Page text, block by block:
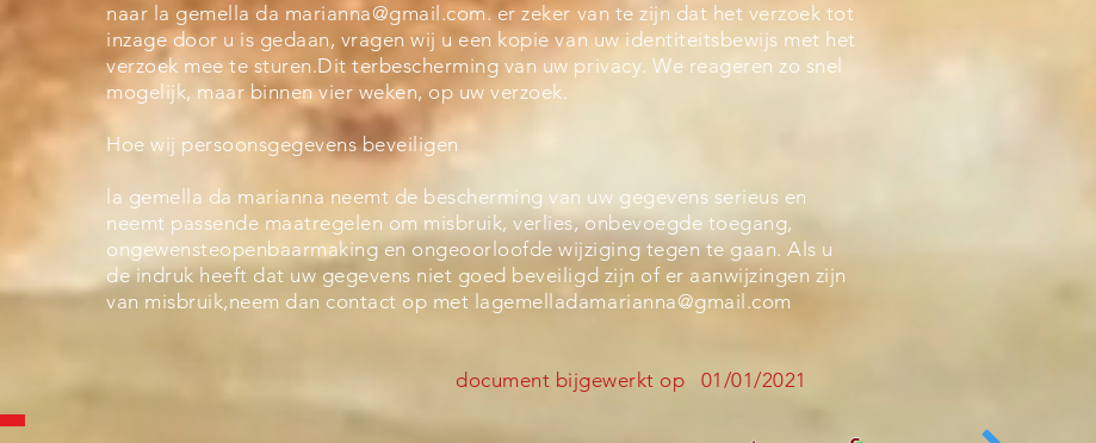
naar la gemella da marianna@gmail.com. er zeker van te zijn dat het verzoek tot
inzage door u is gedaan, vragen wij u een kopie van uw identiteitsbewijs met het
verzoek mee te sturen.Dit terbescherming van uw privacy. We reageren zo snel
mogelijk, maar binnen vier weken, op uw verzoek.
Hoe wij persoonsgegevens beveiligen
la gemella da marianna neemt de bescherming van uw gegevens serieus en
neemt passende maatregelen om misbruik, verlies, onbevoegde toegang,
ongewensteopenbaarmaking en ongeoorloofde wijziging tegen te gaan. Als u
de indruk heeft dat uw gegevens niet goed beveiligd zijn of er aanwijzingen zijn
van misbruik,neem dan contact op met lagemelladamarianna@gmail.com
document bijgewerkt op 01/01/2021